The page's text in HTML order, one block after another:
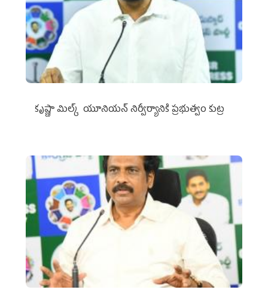
కృష్ణా మిల్క్‌ యూనియన్‌ నిర్వీర్యానికి ప్రభుత్వం కుట్ర